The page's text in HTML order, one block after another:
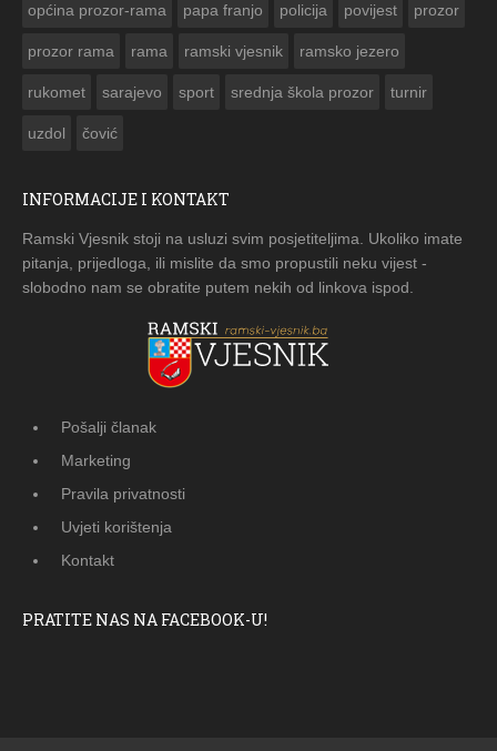
općina prozor-rama papa franjo policija povijest prozor
prozor rama rama ramski vjesnik ramsko jezero
rukomet sarajevo sport srednja škola prozor turnir
uzdol čović
INFORMACIJE I KONTAKT
Ramski Vjesnik stoji na usluzi svim posjetiteljima. Ukoliko imate
pitanja, prijedloga, ili mislite da smo propustili neku vijest -
slobodno nam se obratite putem nekih od linkova ispod.
Pošalji članak
Marketing
Pravila privatnosti
Uvjeti korištenja
Kontakt
PRATITE NAS NA FACEBOOK-U!